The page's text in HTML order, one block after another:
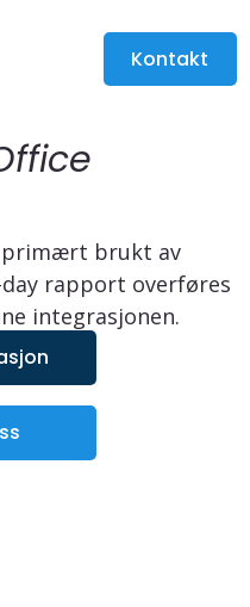
Kontakt
primært brukt av
rapport overføres
integrasjonen.